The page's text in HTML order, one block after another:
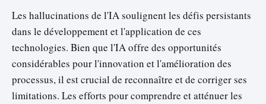
Les hallucinations de l'IA soulignent les défis persistants
dans le développement et l'application de ces
technologies. Bien que l'IA offre des opportunités
considérables pour l'innovation et l'amélioration des
processus, il est crucial de reconnaître et de corriger ses
limitations. Les efforts pour comprendre et atténuer les